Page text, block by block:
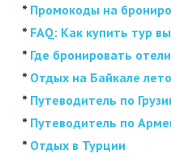
* Промокоды на
* FAQ: Как купить тур
* Где бронировать
* Отдых на Байкале
* Путеводитель по
* Путеводитель по
* Отдых в Турции